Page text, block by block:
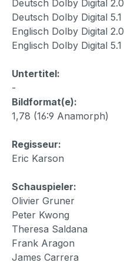
Deutsch Dolby Digital 2.0
Deutsch Dolby Digital 5.1
Englisch Dolby Digital 2.0
Englisch Dolby Digital 5.1
Untertitel:
-
Bildformat(e):
1,78 (16:9 Anamorph)
Regisseur:
Eric Karson
Schauspieler:
Olivier Gruner
Peter Kwong
Theresa Saldana
Frank Aragon
James Carrera